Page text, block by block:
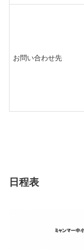
お問い合わせ先
日程表